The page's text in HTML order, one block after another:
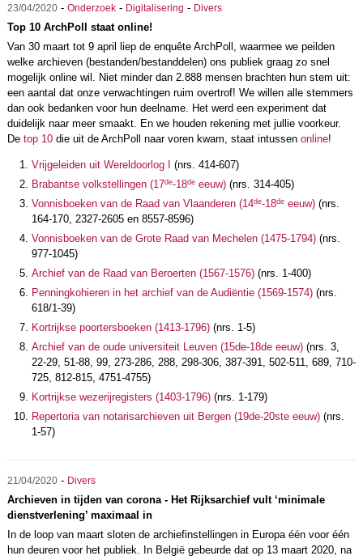
23/04/2020- Onderzoek- Digitalisering - Divers
Top 10 ArchPoll staat online!
Van 30 maart tot 9 april liep de enquête ArchPoll, waarmee we peilden
welke archieven (bestanden/bestanddelen) ons publiek graag zo snel
mogelijk online wil. Niet minder dan 2.888 mensen brachten hun stem uit:
een aantal dat onze verwachtingen ruim overtrof! We willen alle stemmers
dan ook bedanken voor hun deelname. Het werd een experiment dat
duidelijk naar meer smaakt. En we houden rekening met jullie voorkeur.
De top 10die uit de ArchPoll naar voren kwam, staat intussen online!
Vrijgeleiden uit Wereldoorlog I
(nrs. 414-607)
Brabantse volkstellingen (17de-18deeeuw)(nrs. 314-405)
Vonnisboeken van de Raad van Vlaanderen (14de-18deeeuw)(nrs.
164-170, 2327-2605 en 8557-8596)
Vonnisboeken van de Grote Raad van Mechelen (1475-1794)(nrs.
977-1045)
Archief van de Raad van Beroerten (1567-1576)(nrs. 1-400)
Penningkohieren in het archief van de Audiëntie (1569-1574)(nrs.
618/1-39)
Kortrijkse poortersboeken (1413-1796)(nrs. 1-5)
Archief van de oude universiteit Leuven (15de-18de eeuw)(nrs. 3,
22-29, 51-88, 99, 273-286, 288, 298-306, 387-391, 502-511, 689, 710-
725, 812-815, 4751-4755)
Kortrijkse wezerijregisters (1403-1796)(nrs. 1-179)
Repertoria van notarisarchieven uit Bergen (19de-20ste eeuw)(nrs.
1-57)
21/04/2020- Divers
Archieven in tijden van corona - Het Rijksarchief vult ‘minimale
dienstverlening’ maximaal in
In de loop van maart sloten de archiefinstellingen in Europa één voor één
hun deuren voor het publiek. In België gebeurde dat op 13 maart 2020, na